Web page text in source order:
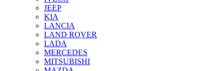
JEEP
KIA
LANCIA
LAND ROVER
LADA
MERCEDES
MITSUBISHI